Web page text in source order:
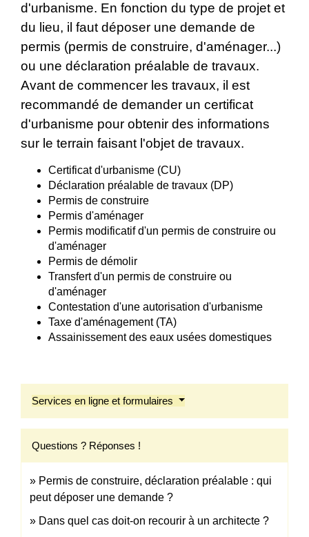
d'urbanisme. En fonction du type de projet et
du lieu, il faut déposer une demande de
permis (permis de construire, d'aménager...)
ou une déclaration préalable de travaux.
Avant de commencer les travaux, il est
recommandé de demander un certificat
d'urbanisme pour obtenir des informations
sur le terrain faisant l'objet de travaux.
Certificat d'urbanisme (CU)
Déclaration préalable de travaux (DP)
Permis de construire
Permis d'aménager
Permis modificatif d'un permis de construire ou
d'aménager
Permis de démolir
Transfert d'un permis de construire ou
d'aménager
Contestation d'une autorisation d'urbanisme
Taxe d'aménagement (TA)
Assainissement des eaux usées domestiques
Services en ligne et formulaires
Questions ? Réponses !
Permis de construire, déclaration préalable : qui
peut déposer une demande ?
Dans quel cas doit-on recourir à un architecte ?